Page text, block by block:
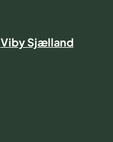
Viby Sjælland